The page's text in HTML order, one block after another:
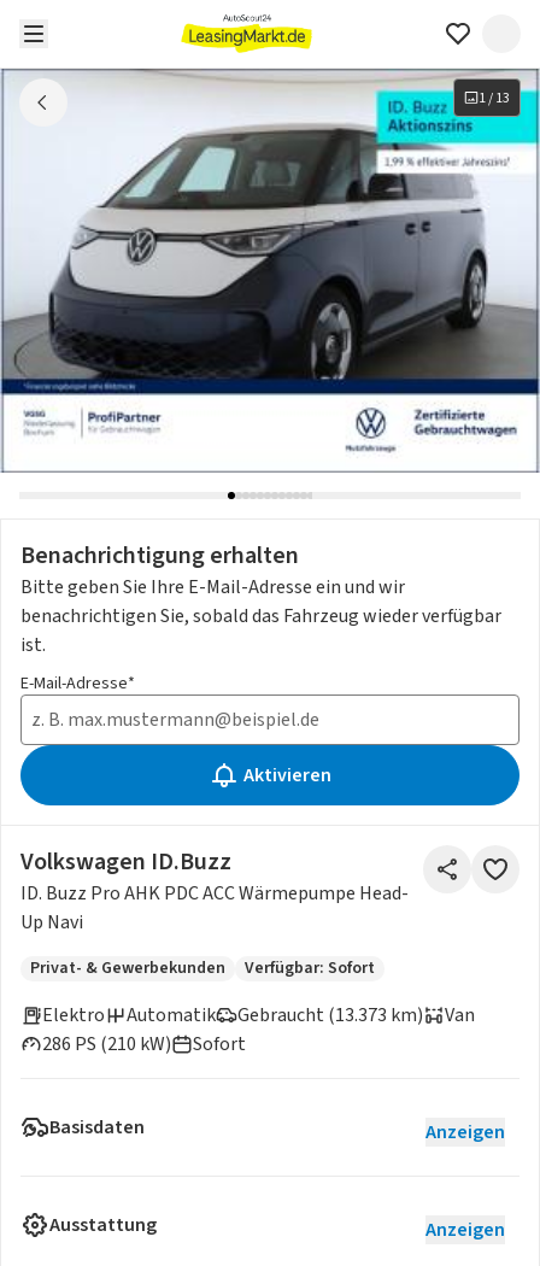
1/13
Benachrichtigung erhalten
Bitte geben Sie Ihre E-Mail-Adresse ein und wir
benachrichtigen Sie, sobald das Fahrzeug wieder verfügbar
ist.
E-Mail-Adresse*
Aktivieren
Volkswagen ID.Buzz
ID. Buzz Pro AHK PDC ACC Wärmepumpe Head-
Up Navi
Privat- & Gewerbekunden Verfügbar: Sofort
Elektro
Gebraucht (13.373 km)
286 PS (210 kW)
Automatik
Van
Sofort
Basisdaten Anzeigen
Ausstattung Anzeigen